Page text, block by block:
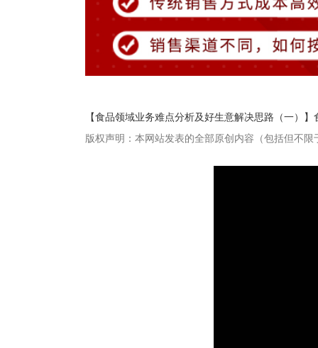
【食品领域业务难点分析及好生意解决思路（一）
版权声明：本网站发表的全部原创内容（包括但不